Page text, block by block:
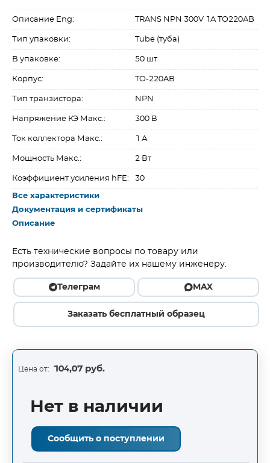
Описание Eng: TRANS NPN 300V 1A TO220AB
Тип упаковки: Tube (туба)
В упаковке: 50 шт
Корпус: TO-220AB
Тип транзистора: NPN
Напряжение КЭ Макс.: 300 В
Ток коллектора Макс.: 1 А
Мощность Макс.: 2 Вт
Коэффициент усиления hFE: 30
Все характеристики
Документация и сертификаты
Описание
Есть технические вопросы по товару или
производителю? Задайте их нашему инженеру.
Телеграм MAX
Заказать бесплатный образец
Цена от: 104,07 руб.
Нет в наличии
Сообщить о поступлении